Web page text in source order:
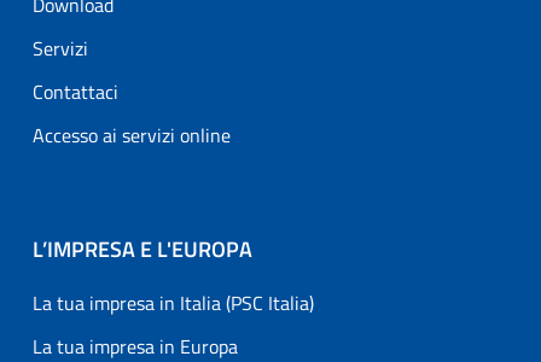
Servizi
Contattaci
Accesso ai servizi online
L’IMPRESA E L'EUROPA
La tua impresa in Italia (PSC Italia)
La tua impresa in Europa